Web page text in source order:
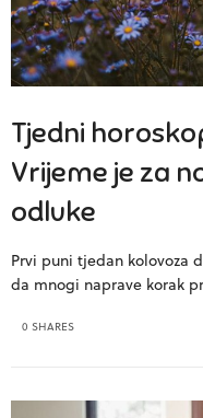
Tjedni
Vrijeme je za
odluke
Prvi puni tjedan kolovoza
da mnogi naprave korak
0 SHARES